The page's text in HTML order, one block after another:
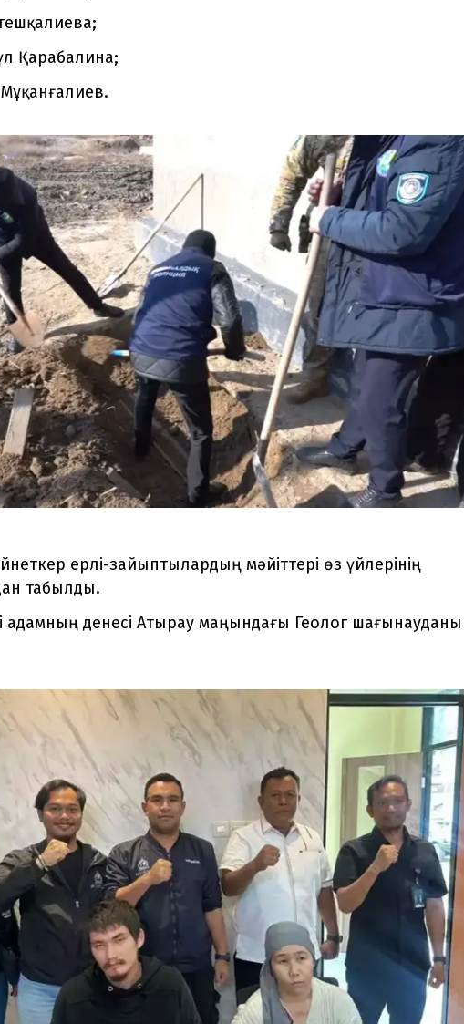
Қарабалина;
ерлі-зайыптылардың мәйіттері өз үйлерінің
табылды.
адамның денесі Атырау маңындағы Геолог